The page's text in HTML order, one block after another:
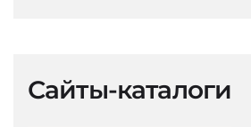
Сайты-каталоги